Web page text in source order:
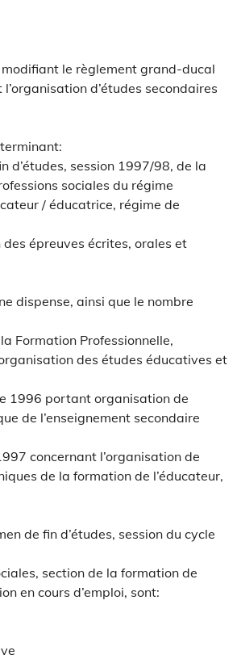
le règlement grand-ducal
d’études secondaires
d’études, session 1997/98, de la
sociales du régime
/ éducatrice, régime de
épreuves écrites, orales et
dispense, ainsi que le nombre
Formation Professionnelle,
des études éducatives et
1996 portant organisation de
de l’enseignement secondaire
concernant l’organisation de
de la formation de l’éducateur,
de fin d’études, session du cycle
section de la formation de
en cours d’emploi, sont: